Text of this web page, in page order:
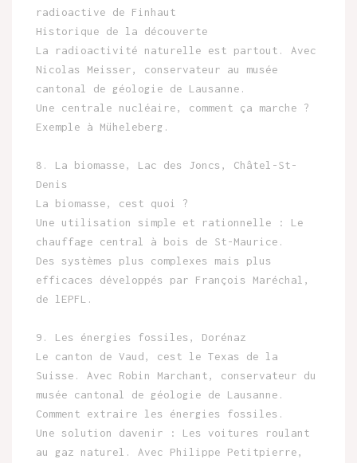
radioactive de Finhaut
Historique de la découverte
La radioactivité naturelle est partout. Avec
Nicolas Meisser, conservateur au musée
cantonal de géologie de Lausanne.
Une centrale nucléaire, comment ça marche ?
Exemple à Müheleberg.
8. La biomasse, Lac des Joncs, Châtel-St-
Denis
La biomasse, cest quoi ?
Une utilisation simple et rationnelle : Le
chauffage central à bois de St-Maurice.
Des systèmes plus complexes mais plus
efficaces développés par François Maréchal,
de lEPFL.
9. Les énergies fossiles, Dorénaz
Le canton de Vaud, cest le Texas de la
Suisse. Avec Robin Marchant, conservateur du
musée cantonal de géologie de Lausanne.
Comment extraire les énergies fossiles.
Une solution davenir : Les voitures roulant
au gaz naturel. Avec Philippe Petitpierre,